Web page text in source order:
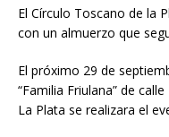
El Círculo Toscano de la
con un almuerzo que
El próximo 29 de
“Familia Friulana” de
La Plata se realizara el